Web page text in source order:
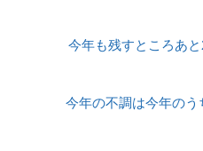
今年も残すところあと
今年の不調は今年のう